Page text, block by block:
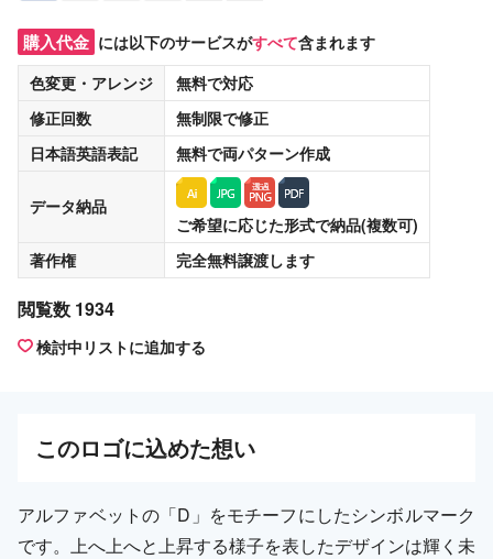
購入代金 には以下のサービスがすべて含まれます
色変更・アレンジ
無料で対応
修正回数
無制限で修正
日本語英語表記
無料で両パターン作成
データ納品
ご希望に応じた形式で納品(複数可)
著作権
完全無料譲渡します
閲覧数 1934
検討中リストに追加する
このロゴに込めた想い
アルファベットの「D」をモチーフにしたシンボルマーク
です。上へ上へと上昇する様子を表したデザインは輝く未